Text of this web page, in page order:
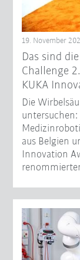
19. November
Das sind
Challenge
KUKA
Die
aus Belgien
Innovation